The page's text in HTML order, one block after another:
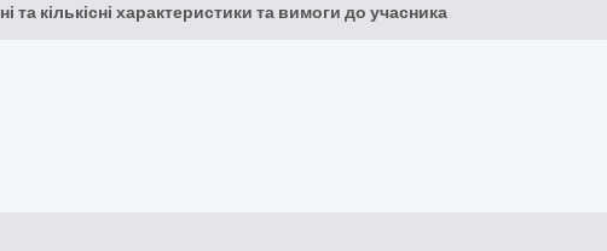
та кількісні характеристики та вимоги до учасника